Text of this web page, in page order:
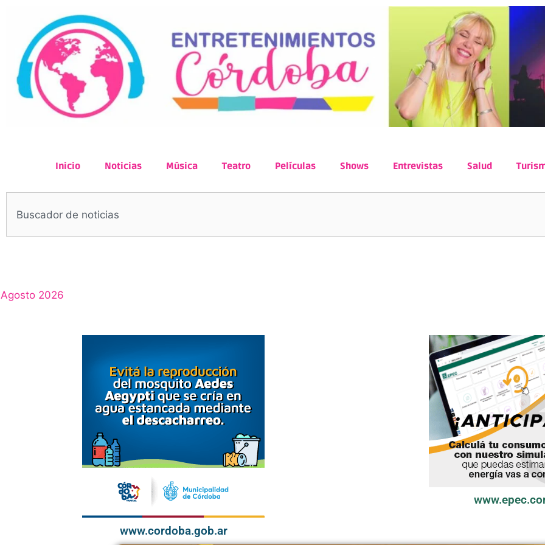
Inicio Noticias Música Teatro Películas Shows Entrevistas Salud
Agosto 2026
www.cordoba.gob.ar